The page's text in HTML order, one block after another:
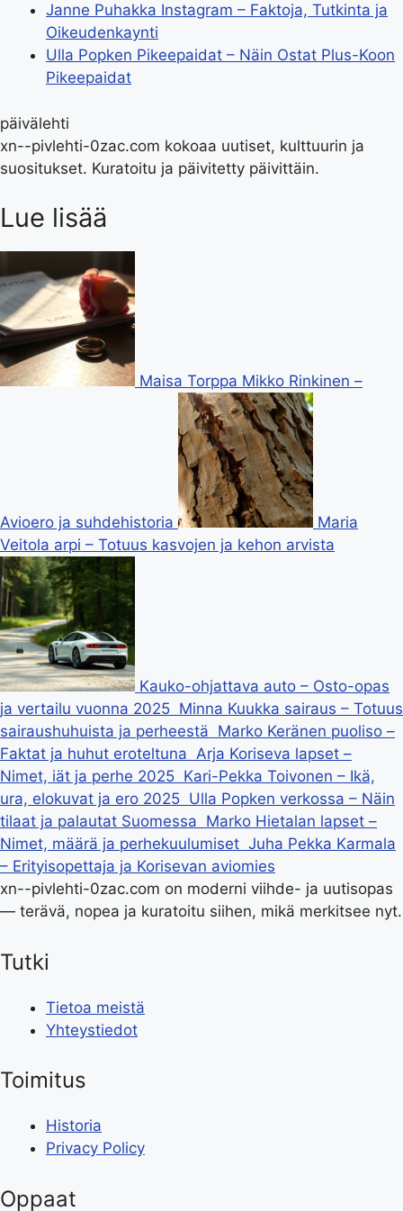
Janne Puhakka Instagram – Faktoja, Tutkinta ja
Oikeudenkaynti
Ulla Popken Pikeepaidat – Näin Ostat Plus-Koon
Pikeepaidat
päivälehti
xn--pivlehti-0zac.com kokoaa uutiset, kulttuurin ja
suositukset. Kuratoitu ja päivitetty päivittäin.
Lue lisää
Maisa Torppa Mikko Rinkinen –
Avioero ja suhdehistoria
Maria
Veitola arpi – Totuus kasvojen ja kehon arvista
Kauko-ohjattava auto – Osto-opas
ja vertailu vuonna 2025 Minna Kuukka sairaus – Totuus
sairaushuhuista ja perheestä Marko Keränen puoliso –
Faktat ja huhut eroteltuna Arja Koriseva lapset –
Nimet, iät ja perhe 2025 Kari-Pekka Toivonen – Ikä,
ura, elokuvat ja ero 2025 Ulla Popken verkossa – Näin
tilaat ja palautat Suomessa Marko Hietalan lapset –
Nimet, määrä ja perhekuulumiset Juha Pekka Karmala
– Erityisopettaja ja Korisevan aviomies
xn--pivlehti-0zac.com on moderni viihde- ja uutisopas
— terävä, nopea ja kuratoitu siihen, mikä merkitsee nyt.
Tutki
Tietoa meistä
Yhteystiedot
Toimitus
Historia
Privacy Policy
Oppaat